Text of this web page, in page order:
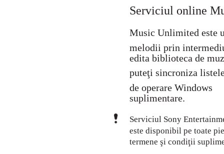
Serviciul online
Music Unlimited este
melodii prin
edita biblioteca de
puteţi sincroniza
de operare Windows
suplimentare.
Serviciul Sony
este disponibil pe toate
termene şi condiţii